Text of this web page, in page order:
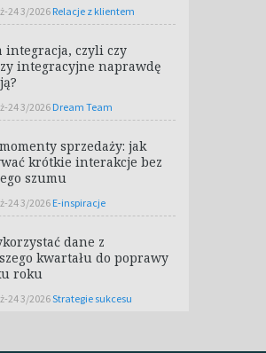
24 3/2026 Relacje z klientem
integracja, czyli czy
integracyjne naprawdę
24 3/2026 Dream Team
sprzedaży: jak
krótkie interakcje bez
szumu
24 3/2026 E-inspiracje
dane z
kwartału do poprawy
roku
24 3/2026Strategie sukcesu